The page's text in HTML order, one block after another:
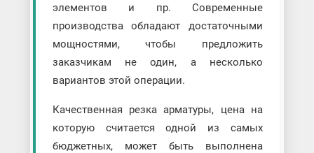
элементов и пр. Современные
производства обладают достаточными
мощностями, чтобы предложить
заказчикам не один, а несколько
вариантов этой операции.
Качественная резка арматуры, цена на
которую считается одной из самых
бюджетных, может быть выполнена